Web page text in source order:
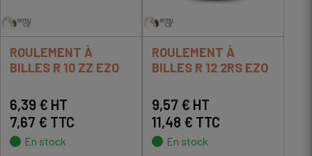
ROULEMENT À
BILLES R 10 ZZ EZO
6,39 € HT
7,67 € TTC
En stock
ROULEMENT À
BILLES R 12 2RS EZO
9,57 € HT
11,48 € TTC
En stock